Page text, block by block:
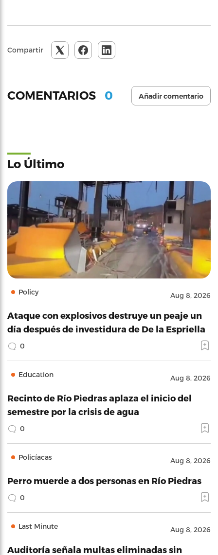
Compartir
COMENTARIOS 0 Añadir comentario
Lo Último
Policy Aug 8, 2026
Ataque con explosivos destruye un peaje un
día después de investidura de De la Espriella
0
Education Aug 8, 2026
Recinto de Río Piedras aplaza el inicio del
semestre por la crisis de agua
0
Policíacas Aug 8, 2026
Perro muerde a dos personas en Río Piedras
0
Last Minute Aug 8, 2026
Auditoría señala multas eliminadas sin